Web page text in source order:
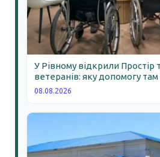
У Рівному відкрили Простір
ветеранів: яку допомогу
08.08.2026